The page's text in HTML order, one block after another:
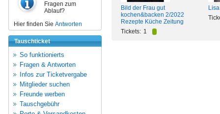
Fragen zum
Ablauf?
Hier finden Sie Antworten
Tauschticket
So funktionierts
Fragen & Antworten
Infos zur Ticketvergabe
Mitglieder suchen
Freunde werben
Tauschgebühr
Bild der Frau gut
kochen&backen 2/2022
Rezepte Küche Zeitung
Tickets: 1